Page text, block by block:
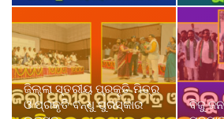
ଜିଲ୍ଲା ସ୍ତରୀୟ ପ୍ରକୃତି ମିତ୍ର
ଓ ପ୍ରକୃତି ବନ୍ଧୁ ପୁରସ୍କାର
ବିଜୁ